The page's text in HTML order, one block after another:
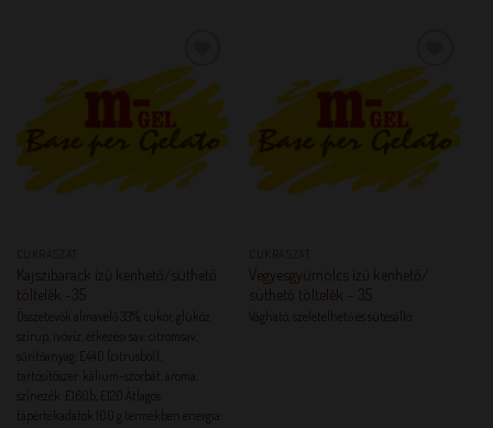
KEDVENCEM!
Kajszibarack ízű kenhető/süthető
töltelék -35
Összetevők almavelő 33%, cukor, glükóz
szirup, ivóvíz, étkezési sav: citromsav,
sűrítőanyag: E440 (citrusból),
tartósítószer: kálium-szorbát, aroma,
színezék: E160b, E120 Átlagos
tápértékadatok 100 g termékben energia:
KEDVENCEM!
Vegyesgyümölcs ízű kenhető/
süthető töltelék – 35
Vágható, szeletelhető és sütésálló.